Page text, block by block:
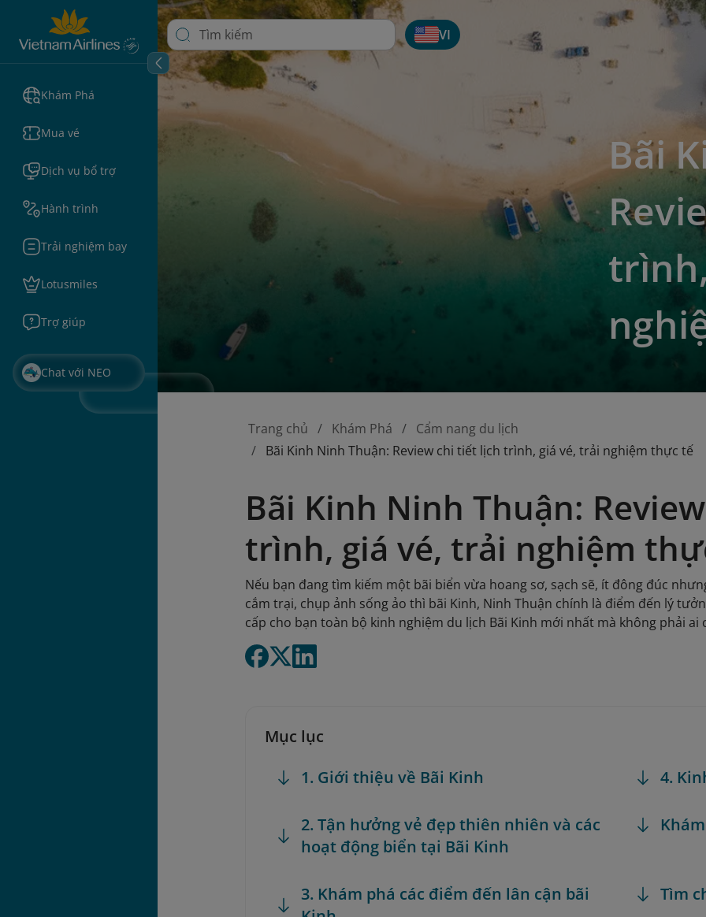
Khám Phá
Mua vé
Dịch vụ bổ trợ
Hành trình
Trải nghiệm bay
Lotusmiles
Trợ giúp
Chat với NEO
VI
Bãi
Trang chủ Khám Phá
Cẩm nang du lịch
Bãi Kinh Ninh Thuận: Review chi tiết lịch trình, giá vé, trải nghiệm thực tế
Bãi Kinh Ninh Thuận:
trình, giá vé, trải nghiệm
Nếu bạn đang tìm kiếm một bãi biển vừa hoang sơ, sạch sẽ, ít đông đúc
cắm trại, chụp ảnh sống ảo thì bãi Kinh, Ninh Thuận chính là điểm đến lý
cấp cho bạn toàn bộ kinh nghiệm du lịch Bãi Kinh mới nhất mà không phải ai
Mục lục
1. Giới thiệu về Bãi Kinh
2. Tận hưởng vẻ đẹp thiên nhiên và các
hoạt động biển tại Bãi Kinh
3. Khám phá các điểm đến lân cận bãi
4.
Tìm